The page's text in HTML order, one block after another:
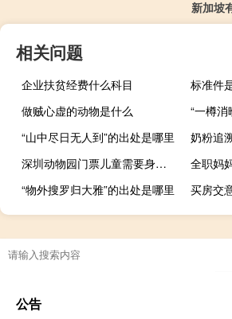
新加坡
相关问题
企业扶贫经费什么科目
标准件
做贼心虚的动物是什么
“一樽消
“山中尽日无人到”的出处是哪里
奶粉追
深圳动物园门票儿童需要身份证吗 深圳野生动物园门票
全职妈
“物外搜罗归大雅”的出处是哪里
买房交
公告